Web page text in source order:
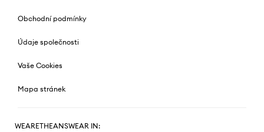
Obchodní podmínky
Údaje společnosti
Vaše Cookies
Mapa stránek
WEARETHEANSWEAR IN: